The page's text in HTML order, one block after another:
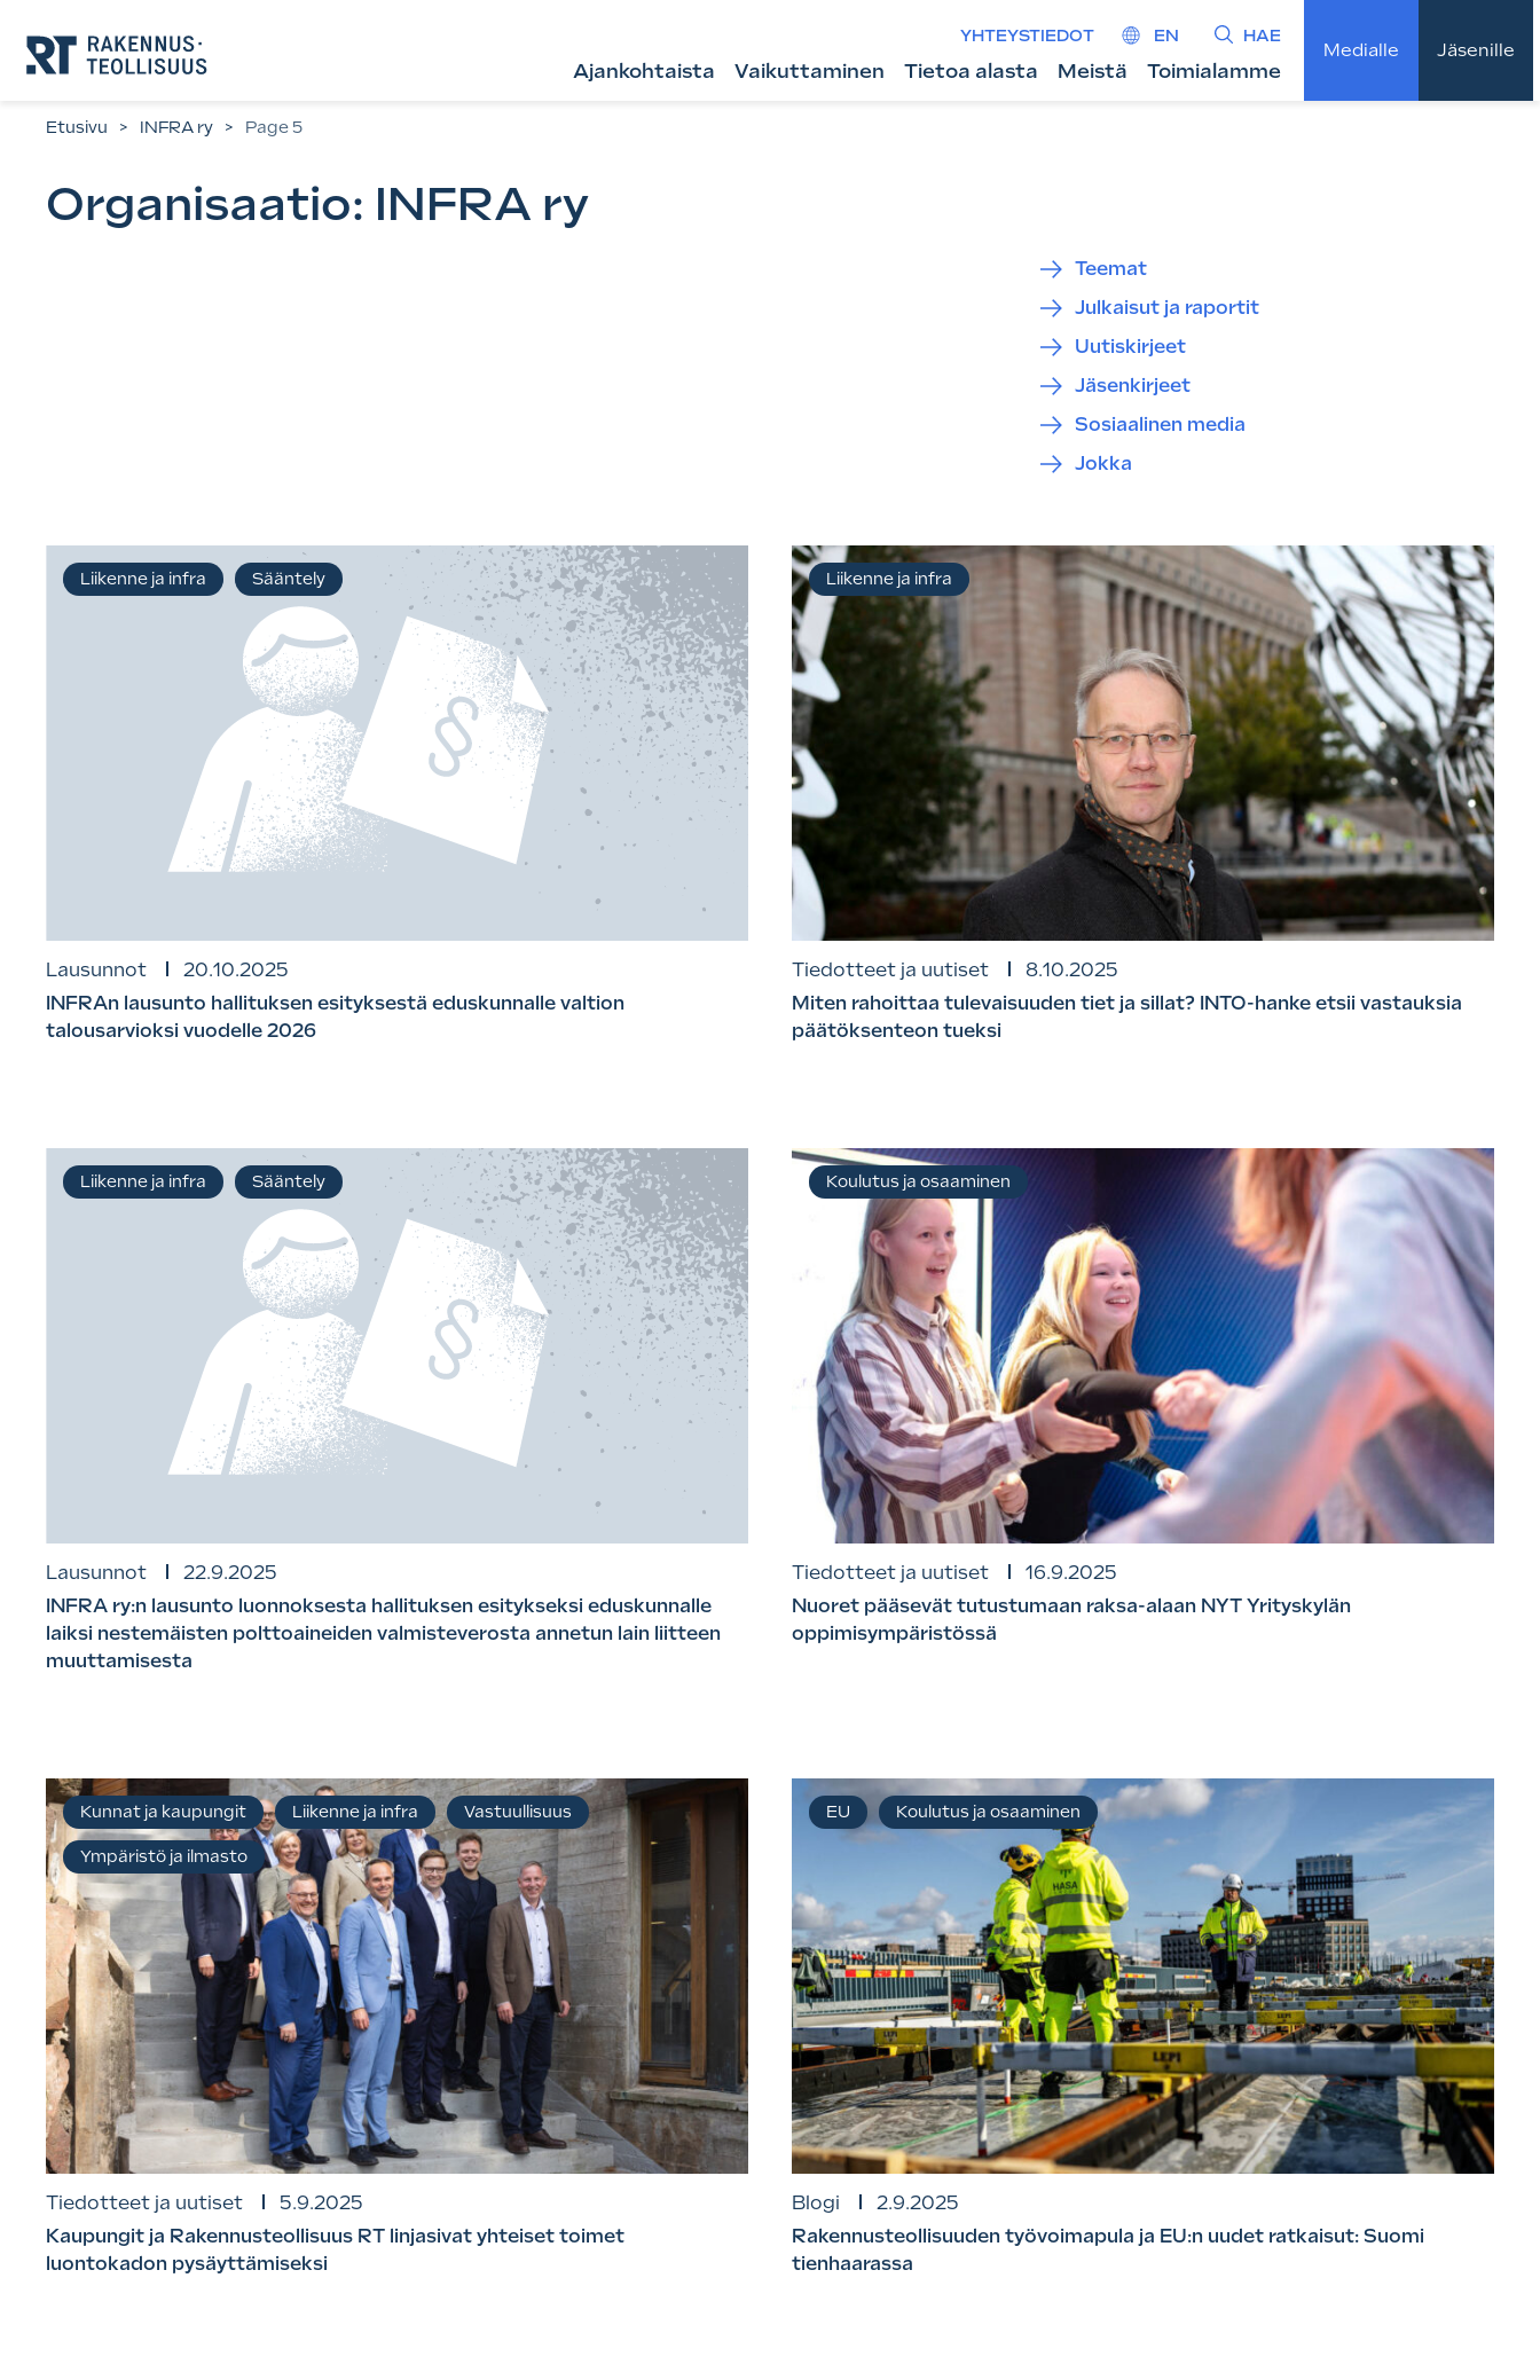
suoraan
sisältöön.
YHTEYSTIEDOT EN HAE
Ajankohtaista Vaikuttaminen Tietoa alasta Meistä Toimialamme
Medialle Jäsenille
Etusivu > INFRA ry > Page 5
Organisaatio: INFRA ry
Teemat
Julkaisut ja raportit
Uutiskirjeet
Jäsenkirjeet
Sosiaalinen media
Jokka
Lausunnot
20.10.2025
INFRAn lausunto hallituksen esityksestä eduskunnalle valtion
talousarvioksi vuodelle 2026
Liikenne ja infra Sääntely
Tiedotteet ja uutiset
8.10.2025
Miten rahoittaa tulevaisuuden tiet ja sillat? INTO-hanke etsii vastauksia
päätöksenteon tueksi
Liikenne ja infra
Lausunnot
22.9.2025
INFRA ry:n lausunto luonnoksesta hallituksen esitykseksi eduskunnalle
laiksi nestemäisten polttoaineiden valmisteverosta annetun lain liitteen
muuttamisesta
Liikenne ja infra Sääntely
Tiedotteet ja uutiset
16.9.2025
Nuoret pääsevät tutustumaan raksa-alaan NYT Yrityskylän
oppimisympäristössä
Koulutus ja osaaminen
Tiedotteet ja uutiset
5.9.2025
Kaupungit ja Rakennusteollisuus RT linjasivat yhteiset toimet
luontokadon pysäyttämiseksi
Kunnat ja kaupungit Liikenne ja infra Vastuullisuus
Ympäristö ja ilmasto
Blogi
2.9.2025
Rakennusteollisuuden työvoimapula ja EU:n uudet ratkaisut: Suomi
tienhaarassa
EU Koulutus ja osaaminen